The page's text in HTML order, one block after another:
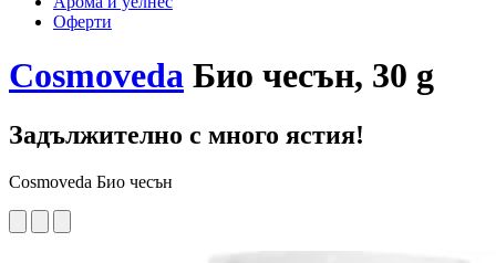
Оферти
Cosmoveda Био чесън, 30 g
Задължително с много ястия!
Cosmoveda Био чесън